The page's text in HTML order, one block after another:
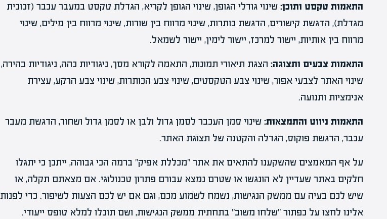
התאמות טקסט ותוכן: שינוי גודלי הגופן, שינוי הגופן לקריא, הגדלת טקסט במעבר עכבר (זכוכית
מגדלת), הדגשת קישורים, הדגשת כותרות, שינוי מרווח בין שורות, שינוי מרווח בין מילים, שינוי
מרווח בין אותיות, יישור למרכז, יישור לימין, יישור לשמאל.
התאמות צבעים ותצוגה: הצגת תיאורי תמונות, התאמה לקורא מסך, ניגודיות כהה, ניגודיות בהירה,
שינוי האתר לצבעי אפור, שינוי צבע הטקסטים, שינוי צבע הכותרות, שינוי צבע הרקע, עצירת
אנימציות ותנועה.
התאמות ניווט והתמצאות: שינוי סמן העכבר לסמן גדול ולבן או לסמן גדול ושחור, הדגשת מעבר
עכבר, הדגשת פוקוס, הגדלה והקטנה של תצוגת האתר.
על אף המאמצים שהשקענו להתאים את אתר "מכללת אפיק" ברמה הכי גבוהה, ייתכן כי יתגלו
חלקים באתר שעדיין לא הונגשו או שטרם נמצא עבורם פתרון טכנולוגי. אם מצאתם תקלה, או
שיש לכם בעיה עם ממשק הנגישות, נשמח לשמוע מכם, וגם אם יש לכם הצעות לשיפור. כדי לפנות
אלינו לחצו על כפתור "שלחו משוב" בתחתית ממשק הנגישות, ושם תוכלו למלא טופס ייעודי.